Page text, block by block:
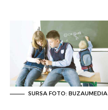
SURSA FOTO: BUZAUMEDIA